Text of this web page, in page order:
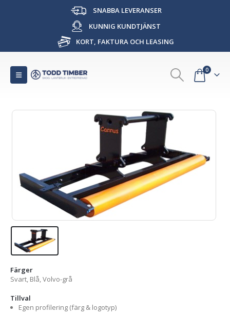
SNABBA LEVERANSER
KUNNIG KUNDTJÄNST
KORT, FAKTURA OCH LEASING
0
Färger
Svart, Blå, Volvo-grå
Tillval
Egen profilering (färg & logotyp)